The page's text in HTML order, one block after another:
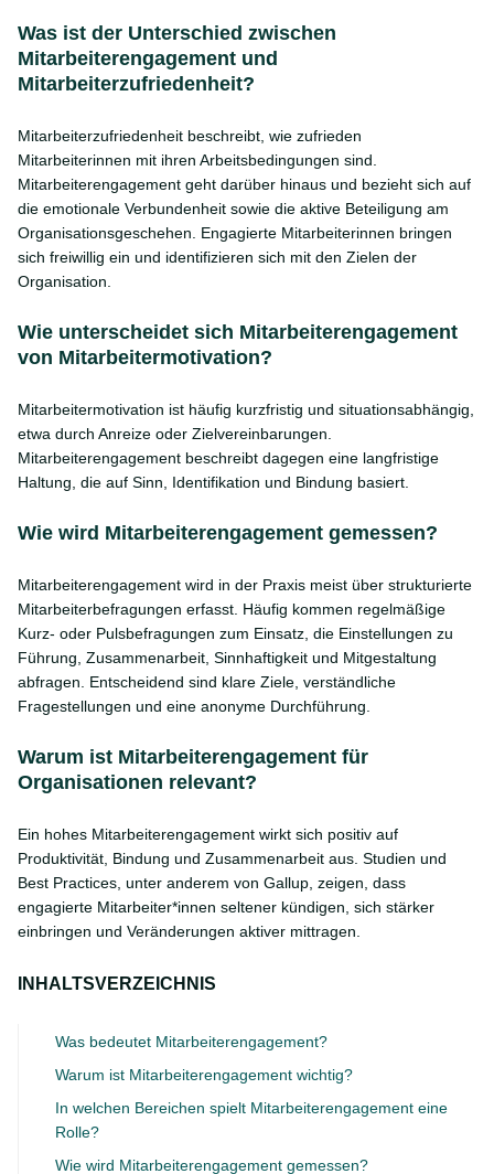
INHALTSVERZEICHNIS
Was bedeutet Mitarbeiterengagement?
Warum ist Mitarbeiterengagement wichtig?
In welchen Bereichen spielt Mitarbeiterengagement eine
Rolle?
Wie wird Mitarbeiterengagement gemessen?
Was ist der Unterschied zwischen
Mitarbeiterengagement und
Mitarbeiterzufriedenheit?
Mitarbeiterzufriedenheit beschreibt, wie zufrieden
Mitarbeiterinnen mit ihren Arbeitsbedingungen sind.
Mitarbeiterengagement geht darüber hinaus und bezieht sich auf
die emotionale Verbundenheit sowie die aktive Beteiligung am
Organisationsgeschehen. Engagierte Mitarbeiterinnen bringen
sich freiwillig ein und identifizieren sich mit den Zielen der
Organisation.
Wie unterscheidet sich Mitarbeiterengagement
von Mitarbeitermotivation?
Mitarbeitermotivation ist häufig kurzfristig und situationsabhängig,
etwa durch Anreize oder Zielvereinbarungen.
Mitarbeiterengagement beschreibt dagegen eine langfristige
Haltung, die auf Sinn, Identifikation und Bindung basiert.
Wie wird Mitarbeiterengagement gemessen?
Mitarbeiterengagement wird in der Praxis meist über strukturierte
Mitarbeiterbefragungen erfasst. Häufig kommen regelmäßige
Kurz- oder Pulsbefragungen zum Einsatz, die Einstellungen zu
Führung, Zusammenarbeit, Sinnhaftigkeit und Mitgestaltung
abfragen. Entscheidend sind klare Ziele, verständliche
Fragestellungen und eine anonyme Durchführung.
Warum ist Mitarbeiterengagement für
Organisationen relevant?
Ein hohes Mitarbeiterengagement wirkt sich positiv auf
Produktivität, Bindung und Zusammenarbeit aus. Studien und
Best Practices, unter anderem von Gallup, zeigen, dass
engagierte Mitarbeiter*innen seltener kündigen, sich stärker
einbringen und Veränderungen aktiver mittragen.